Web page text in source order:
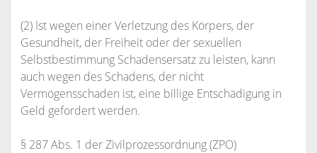
(2) Ist wegen einer Verletzung des Körpers, der
Gesundheit, der Freiheit oder der sexuellen
Selbstbestimmung Schadensersatz zu leisten, kann
auch wegen des Schadens, der nicht
Vermögensschaden ist, eine billige Entschädigung in
Geld gefordert werden.
§ 287 Abs. 1 der Zivilprozessordnung (ZPO)